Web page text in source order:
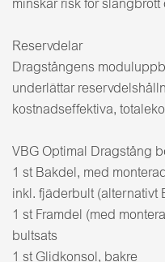
minskar risk för slangbrott
Reservdelar
Dragstångens
underlättar
kostnadseffektiva,
VBG Optimal Dragstång
1 st Bakdel, med
inkl. fjäderbult (alternativt
1 st Framdel (med
bultsats
1 st Glidkonsol, bakre